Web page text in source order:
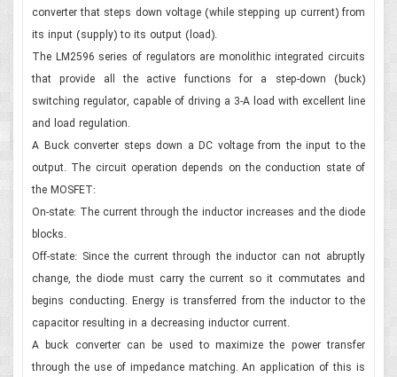
converter that steps down voltage (while stepping up current) from
its input (supply) to its output (load).
The LM2596 series of regulators are monolithic integrated circuits
that provide all the active functions for a step-down (buck)
switching regulator, capable of driving a 3-A load with excellent line
and load regulation.
A Buck converter steps down a DC voltage from the input to the
output. The circuit operation depends on the conduction state of
the MOSFET:
On-state: The current through the inductor increases and the diode
blocks.
Off-state: Since the current through the inductor can not abruptly
change, the diode must carry the current so it commutates and
begins conducting. Energy is transferred from the inductor to the
capacitor resulting in a decreasing inductor current.
A buck converter can be used to maximize the power transfer
through the use of impedance matching. An application of this is